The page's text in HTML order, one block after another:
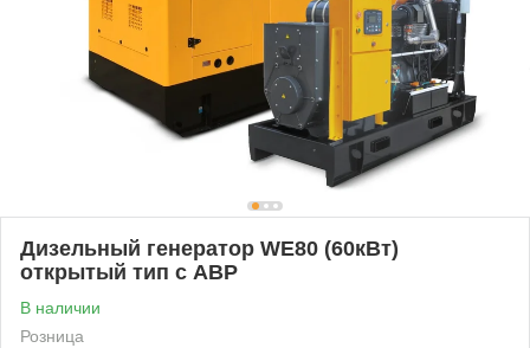
Дизельный генератор WE80 (60кВт)
открытый тип с АВР
В наличии
Розница